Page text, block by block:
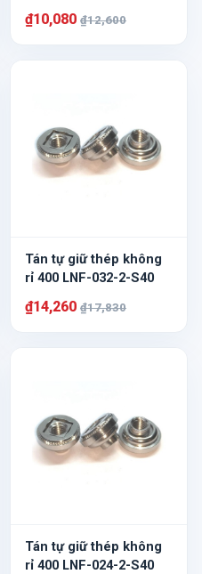
₫10,080 ₫12,600
Tán tự giữ thép không
rỉ 400 LNF-032-2-S40
₫14,260 ₫17,830
Tán tự giữ thép không
rỉ 400 LNF-024-2-S40